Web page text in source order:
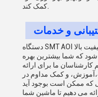
دستگاه SMT AOI ما با پشتیبانی فنی و خدمات با کیفیت بالا
که شما بیشترین بهره
کارشناسان ما برای ارائه
و کمک مداوم در
می دهیم تا ماشین شما